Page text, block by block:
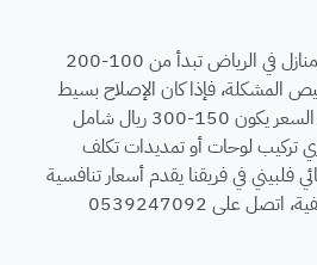
تكلفة زيارة افضل كهربائي منازل في الرياض تبدأ من 100-200
المشكلة، فإذا كان الإصلاح بسيط
(تغيير مفتاح، إصلاح بريز)، السعر يكون 150-300 ريال شامل
زي تركيب لوحات أو تمديدات تكلف
في فريقنا يقدم أسعار تنافسية
وواضحة بدون رسوم مخفية، اتصل على 0539247092